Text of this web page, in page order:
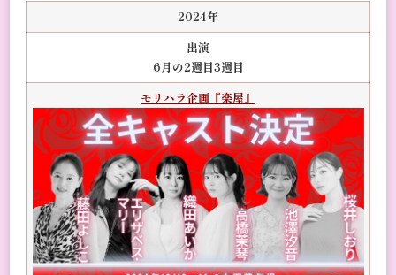
2024年
出演
6月の2週目3週目
モリハラ企画『楽屋』